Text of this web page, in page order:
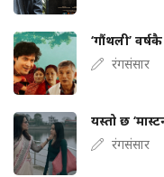
‘गौंथली’
रंगसंसार
यस्तो छ
रंगसंसार